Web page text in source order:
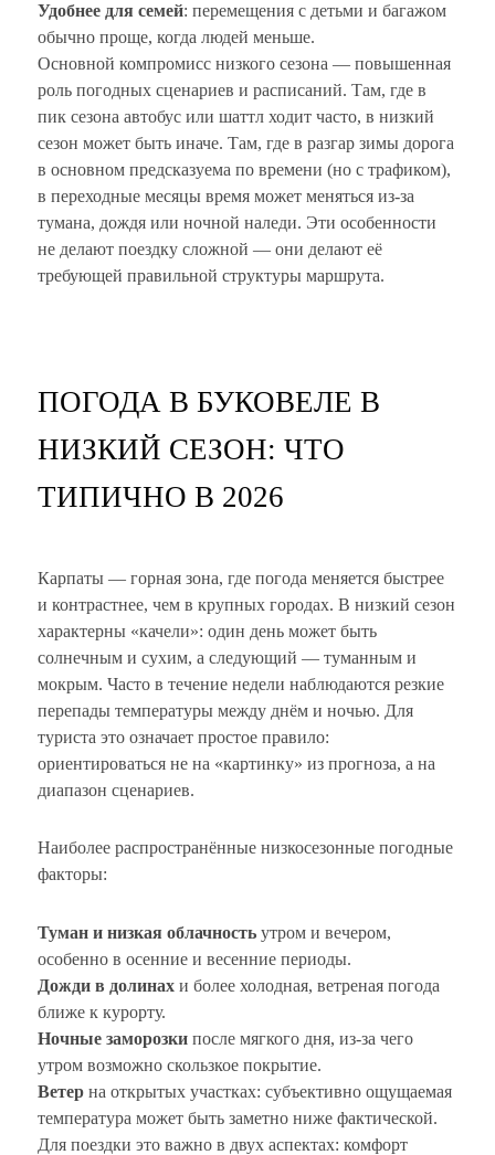
Удобнее для семей: перемещения с детьми и багажом
обычно проще, когда людей меньше.
Основной компромисс низкого сезона — повышенная
роль погодных сценариев и расписаний. Там, где в
пик сезона автобус или шаттл ходит часто, в низкий
сезон может быть иначе. Там, где в разгар зимы дорога
в основном предсказуема по времени (но с трафиком),
в переходные месяцы время может меняться из-за
тумана, дождя или ночной наледи. Эти особенности
не делают поездку сложной — они делают её
требующей правильной структуры маршрута.
ПОГОДА В БУКОВЕЛЕ В
НИЗКИЙ СЕЗОН: ЧТО
ТИПИЧНО В 2026
Карпаты — горная зона, где погода меняется быстрее
и контрастнее, чем в крупных городах. В низкий сезон
характерны «качели»: один день может быть
солнечным и сухим, а следующий — туманным и
мокрым. Часто в течение недели наблюдаются резкие
перепады температуры между днём и ночью. Для
туриста это означает простое правило:
ориентироваться не на «картинку» из прогноза, а на
диапазон сценариев.
Наиболее распространённые низкосезонные погодные
факторы:
Туман и низкая облачность утром и вечером,
особенно в осенние и весенние периоды.
Дожди в долинах и более холодная, ветреная погода
ближе к курорту.
Ночные заморозки после мягкого дня, из-за чего
утром возможно скользкое покрытие.
Ветер на открытых участках: субъективно ощущаемая
температура может быть заметно ниже фактической.
Для поездки это важно в двух аспектах: комфорт